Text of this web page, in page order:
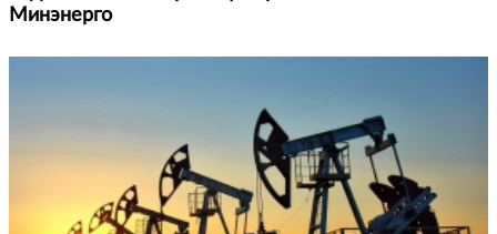
Минэнерго